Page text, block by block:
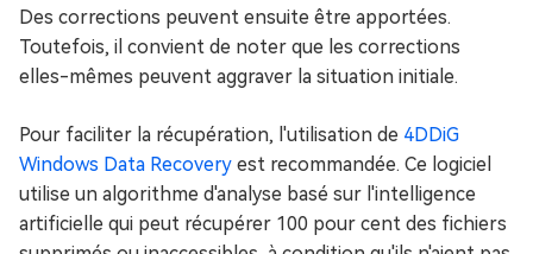
Des corrections peuvent ensuite être apportées.
Toutefois, il convient de noter que les corrections
elles-mêmes peuvent aggraver la situation initiale.
Pour faciliter la récupération, l'utilisation de 4DDiG
Windows Data Recovery est recommandée. Ce logiciel
utilise un algorithme d'analyse basé sur l'intelligence
artificielle qui peut récupérer 100 pour cent des fichiers